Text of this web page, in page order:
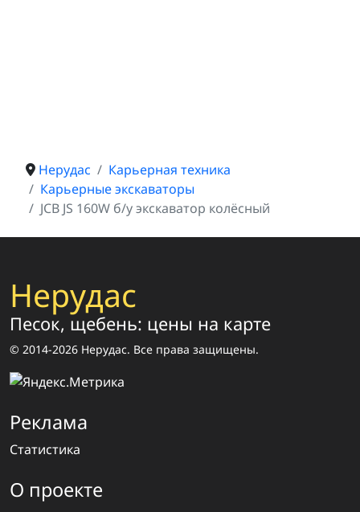
Нерудас
Карьерная техника
Карьерные экскаваторы
JCB JS 160W б/у экскаватор колёсный
Нерудас
Песок, щебень: цены на карте
© 2014-2026 Нерудас. Все права защищены.
Реклама
Статистика
О проекте